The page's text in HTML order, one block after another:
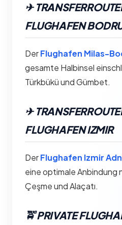
✈︎
FLUGHAFEN
DerFlughafen Milas-
gesamte Halbinsel
Türkbükü und Gümbet.
✈︎
FLUGHAFEN IZMIR
DerFlughafen Izmir
eine optimale Anbindung
Çeşme und Alaçatı.
🚖 PRIVATE